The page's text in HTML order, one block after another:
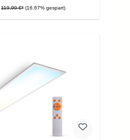
119,99 €* (16.67% gespart)